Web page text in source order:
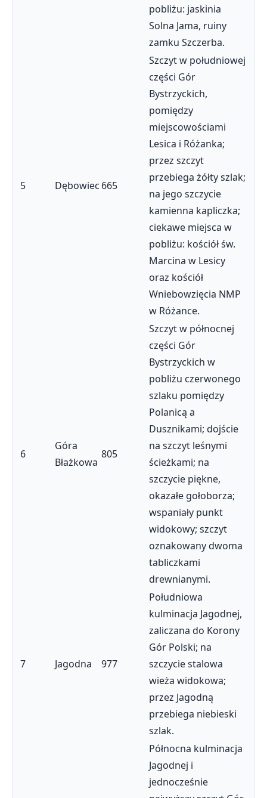
pobliżu: jaskinia
Solna Jama, ruiny
zamku Szczerba.
5 Dębowiec 665
Szczyt w południowej
części Gór
Bystrzyckich,
pomiędzy
miejscowościami
Lesica i Różanka;
przez szczyt
przebiega żółty szlak;
na jego szczycie
kamienna kapliczka;
ciekawe miejsca w
pobliżu: kościół św.
Marcina w Lesicy
oraz kościół
Wniebowzięcia NMP
w Różance.
6
Góra
Błażkowa
805
Szczyt w północnej
części Gór
Bystrzyckich w
pobliżu czerwonego
szlaku pomiędzy
Polanicą a
Dusznikami; dojście
na szczyt leśnymi
ścieżkami; na
szczycie piękne,
okazałe gołoborza;
wspaniały punkt
widokowy; szczyt
oznakowany dwoma
tabliczkami
drewnianymi.
7 Jagodna 977
Południowa
kulminacja Jagodnej,
zaliczana do Korony
Gór Polski; na
szczycie stalowa
wieża widokowa;
przez Jagodną
przebiega niebieski
szlak.
Północna kulminacja
Jagodnej i
jednocześnie